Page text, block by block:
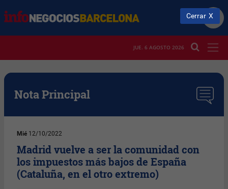
JUE. 6 AGOSTO 2026
Nota Principal
Mié 12/10/2022
Madrid vuelve a ser la comunidad con
los impuestos más bajos de España
(Cataluña, en el otro extremo)
Cerrar